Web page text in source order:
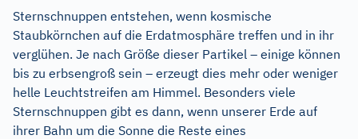
Sternschnuppen entstehen, wenn kosmische
Staubkörnchen auf die Erdatmosphäre treffen und in ihr
verglühen. Je nach Größe dieser Partikel – einige können
bis zu erbsengroß sein – erzeugt dies mehr oder weniger
helle Leuchtstreifen am Himmel. Besonders viele
Sternschnuppen gibt es dann, wenn unserer Erde auf
ihrer Bahn um die Sonne die Reste eines